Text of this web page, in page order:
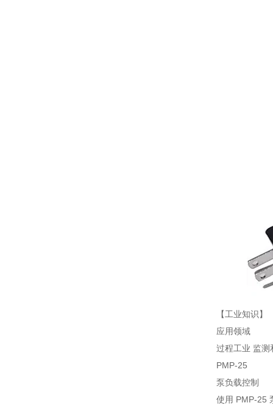
【工业知识】
应用领域
过程工业 监测
PMP-25
泵负载控制
使用 PMP-25